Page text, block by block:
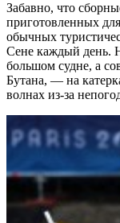
Забавно, что
приготовленных
обычных
Сене каждый день.
большом судне, а
Бутана, — на
волнах из-за